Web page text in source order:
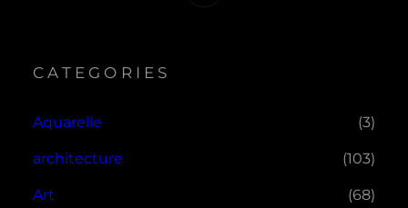
CATEGORIES
Aquarelle (3)
architecture (103)
Art (68)